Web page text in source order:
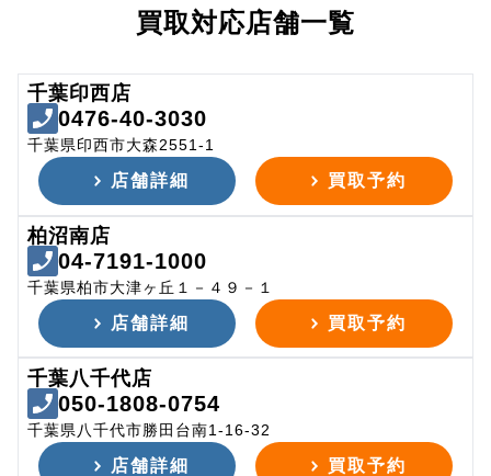
買取対応店舗一覧
千葉印西店
0476-40-3030
千葉県印西市大森2551-1
店舗詳細 買取予約
柏沼南店
04-7191-1000
千葉県柏市大津ヶ丘１－４９－１
店舗詳細 買取予約
千葉八千代店
050-1808-0754
千葉県八千代市勝田台南1-16-32
店舗詳細 買取予約